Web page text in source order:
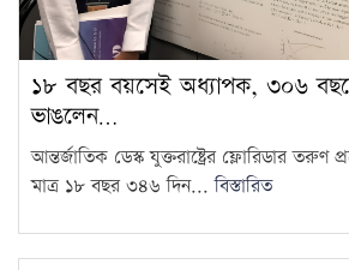
১৮ বছর বয়সেই অধ্যাপক, ৩০৬
ভাঙলেন…
আন্তর্জাতিক ডেস্ক যুক্তরাষ্ট্রের ফ্লোরিডার তরুণ
মাত্র ১৮ বছর ৩৪৬ দিন...বিস্তারিত